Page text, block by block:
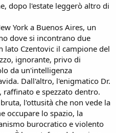
dopo l'estate leggerò altro di
York a Buenos Aires, un
dove si incontrano due
lato Czentovic il campione del
ignorante, privo di
da un'intelligenza
Dall'altro, l'enigmatico Dr.
raffinato e spezzato dentro.
l'ottusità che non vede la
occupare lo spazio, la
burocratico e violento